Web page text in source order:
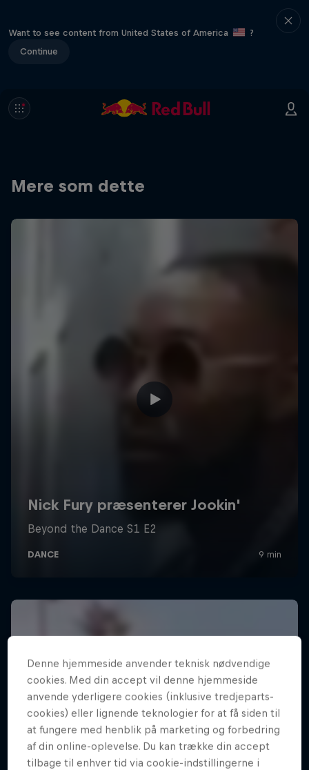
Want to see content from United States of America
?
Continue
Mere som dette
Denne hjemmeside anvender teknisk nødvendige
cookies. Med din accept vil denne hjemmeside
anvende yderligere cookies (inklusive tredjeparts-
cookies) eller lignende teknologier for at få siden til
at fungere med henblik på marketing og forbedring
af din online-oplevelse. Du kan trække din accept
tilbage til enhver tid via cookie-indstillingerne i